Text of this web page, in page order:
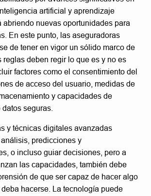
artificial y aprendizaje
abriendo nuevas oportunidades para
En este punto, las aseguradoras
de tener en vigor un sólido marco de
reglas deben regir lo que es y no es
factores como el consentimiento del
de acceso del usuario, medidas de
y capacidades de
seguras.
y técnicas digitales avanzadas
predicciones y
o incluso guiar decisiones, pero a
las capacidades, también debe
de que ser capaz de hacer algo
hacerse. La tecnología puede